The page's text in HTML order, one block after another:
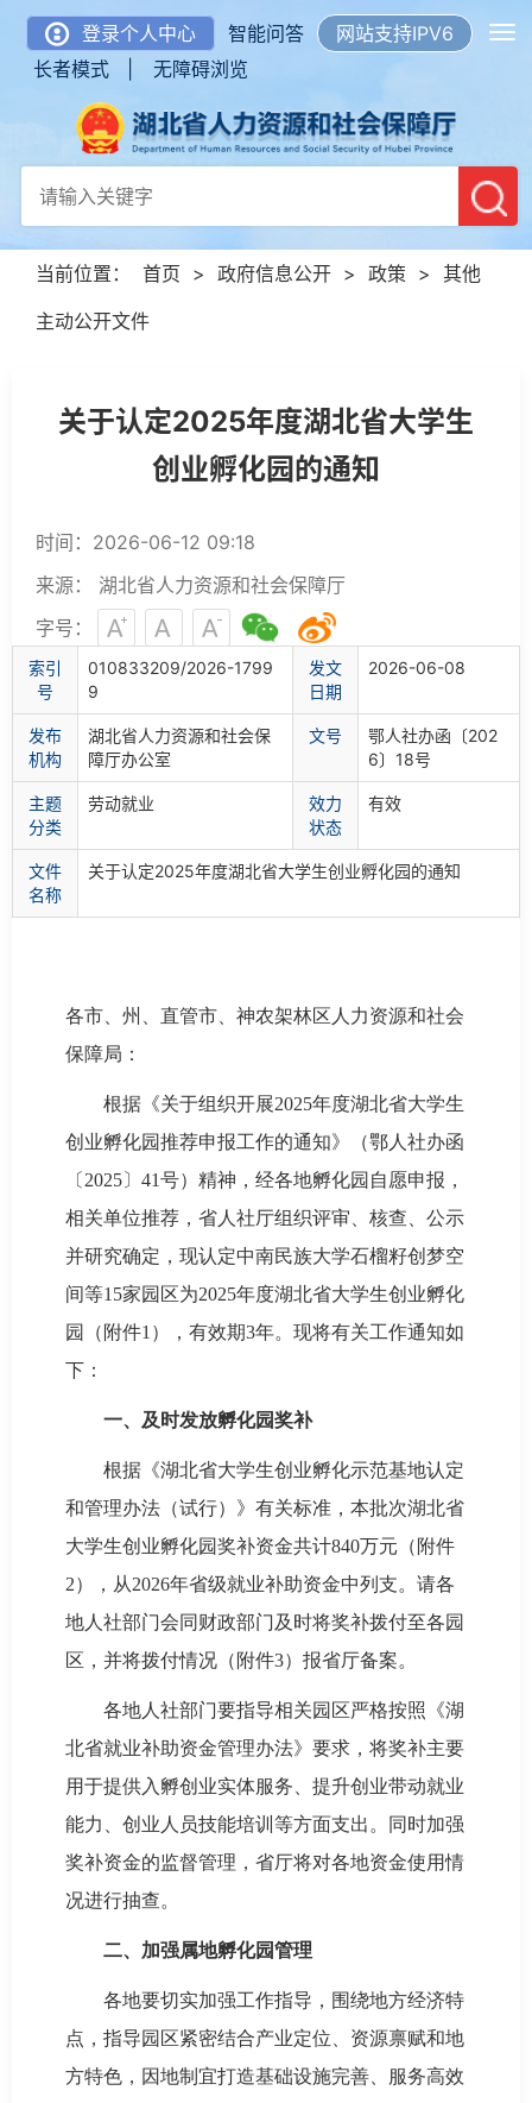
登录个人中心 智能问答
网站支持IPV6
长者模式 |
无障碍浏览
当前位置： 首页 > 政府信息公开 > 政策 > 其他
主动公开文件
关于认定2025年度湖北省大学生
创业孵化园的通知
时间：2026-06-12 09:18
来源： 湖北省人力资源和社会保障厅
字号：
索引
号
010833209/2026-1799
9
发文
日期
2026-06-08
发布
机构
湖北省人力资源和社会保
障厅办公室
文号
鄂人社办函〔202
6〕18号
主题
分类
劳动就业
效力
状态
有效
文件
名称
关于认定2025年度湖北省大学生创业孵化园的通知
各市、州、直管市、神农架林区人力资源和社会
保障局：
根据《关于组织开展2025年度湖北省大学生
创业孵化园推荐申报工作的通知》（鄂人社办函
〔2025〕41号）精神，经各地孵化园自愿申报，
相关单位推荐，省人社厅组织评审、核查、公示
并研究确定，现认定中南民族大学石榴籽创梦空
间等15家园区为2025年度湖北省大学生创业孵化
园（附件1），有效期3年。现将有关工作通知如
下：
一、及时发放孵化园奖补
根据《湖北省大学生创业孵化示范基地认定
和管理办法（试行）》有关标准，本批次湖北省
大学生创业孵化园奖补资金共计840万元（附件
2），从2026年省级就业补助资金中列支。请各
地人社部门会同财政部门及时将奖补拨付至各园
区，并将拨付情况（附件3）报省厅备案。
各地人社部门要指导相关园区严格按照《湖
北省就业补助资金管理办法》要求，将奖补主要
用于提供入孵创业实体服务、提升创业带动就业
能力、创业人员技能培训等方面支出。同时加强
奖补资金的监督管理，省厅将对各地资金使用情
况进行抽查。
二、加强属地孵化园管理
各地要切实加强工作指导，围绕地方经济特
点，指导园区紧密结合产业定位、资源禀赋和地
方特色，因地制宜打造基础设施完善、服务高效